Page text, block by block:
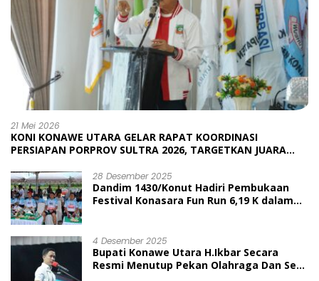
21 Mei 2026
KONI KONAWE UTARA GELAR RAPAT KOORDINASI
PERSIAPAN PORPROV SULTRA 2026, TARGETKAN JUARA
28 Desember 2025
Dandim 1430/Konut Hadiri Pembukaan
Festival Konasara Fun Run 6,19 K dalam
4 Desember 2025
Bupati Konawe Utara H.Ikbar Secara
Resmi Menutup Pekan Olahraga Dan Seni